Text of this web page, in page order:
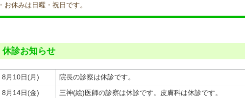
・お休みは日曜・祝日です。
休診お知らせ
8月10日(月)
院長の診察は休診です。
8月14日(金)
三神(絵)医師の診察は休診です。皮膚科は休診です。